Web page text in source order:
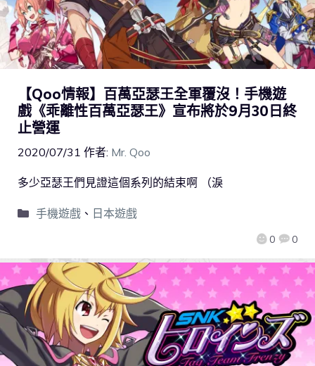
【Qoo情報】百萬亞瑟王全軍覆沒！手機遊
戲《乖離性百萬亞瑟王》宣布將於9月30日終
止營運
2020/07/31 作者: Mr. Qoo
0 0
多少亞瑟王們見證這個系列的結束啊 （淚
手機遊戲、 日本遊戲